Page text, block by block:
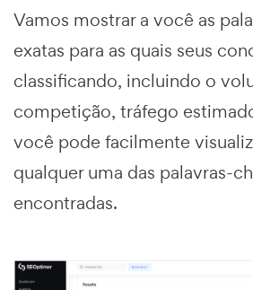
Vamos mostrar a você as
exatas para as quais seus
classificando, incluindo o
competição, tráfego
você pode facilmente
qualquer uma das palavras-
encontradas.